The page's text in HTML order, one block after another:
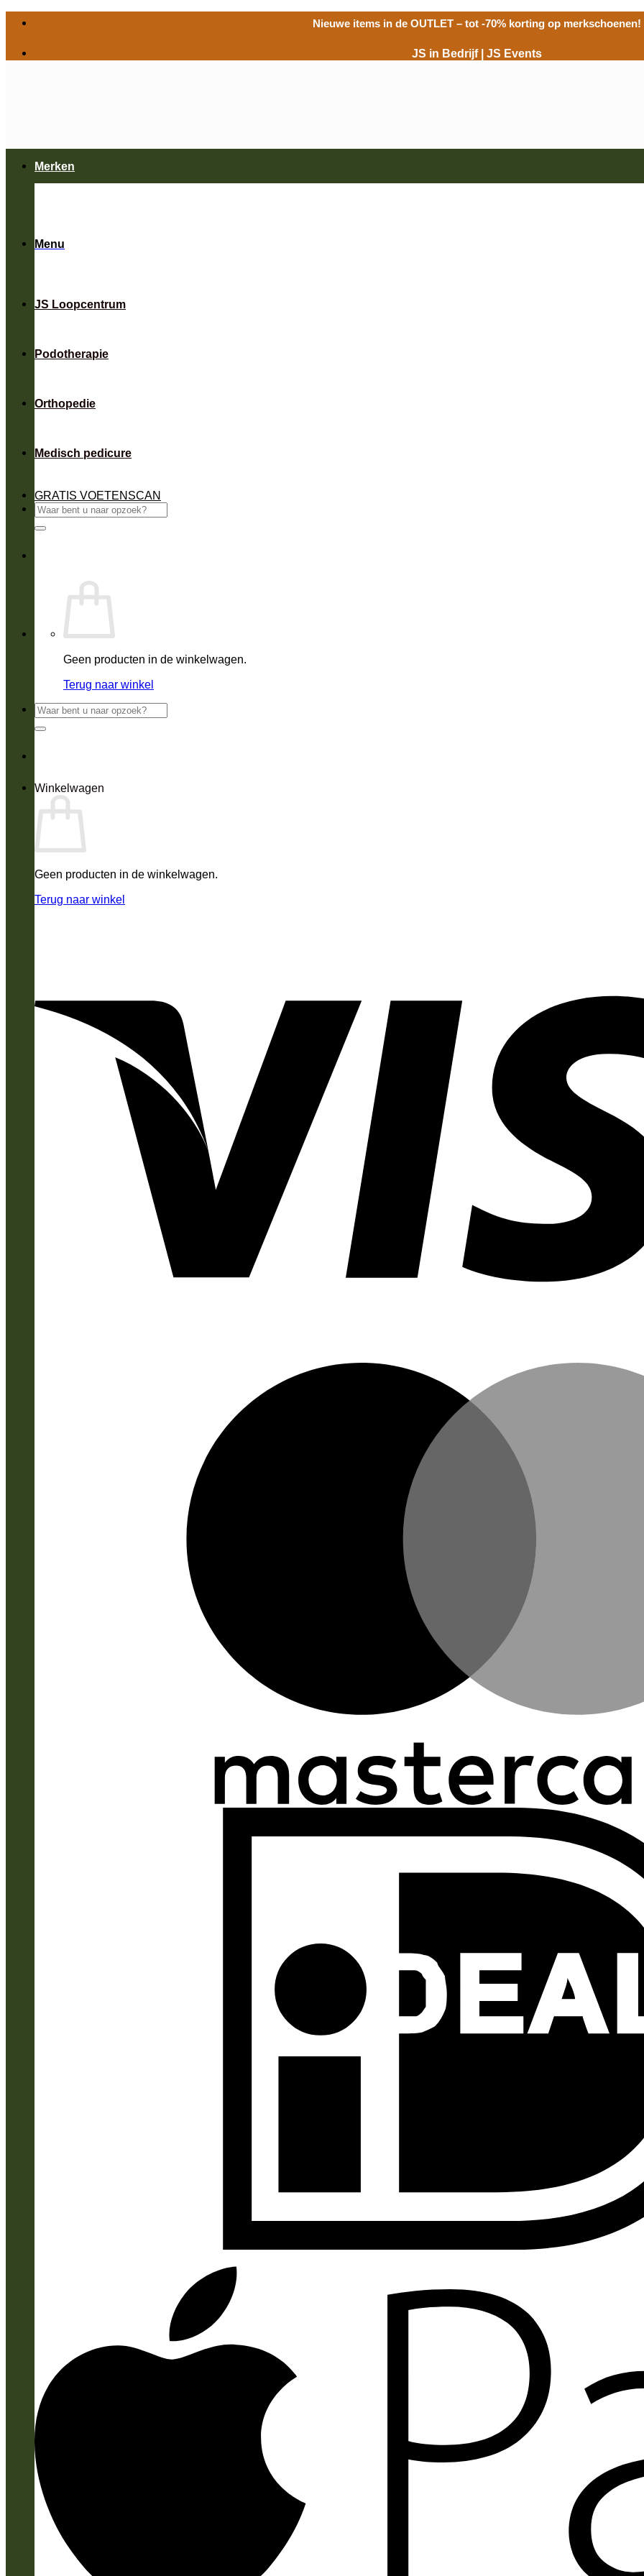
Nieuwe items in de OUTLET– tot -70% korting op merkschoenen!
JS in Bedrijf JS Events
Menu
JS Loopcentrum
Podotherapie
Orthopedie
Medisch pedicure
GRATIS VOETENSCAN
Zoeken
naar:
Geen producten in de winkelwagen.
Terug naar winkel
Zoeken
Winkelwagen
Geen producten in de winkelwagen.
Terug naar winkel
Merken